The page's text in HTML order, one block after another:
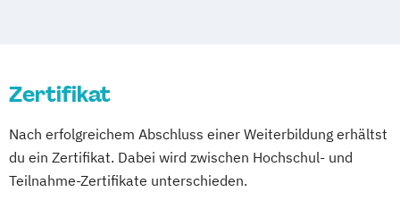
Wirtschaftspsychologie
Wirtschaftspsychologie (Abendstudium)
Betriebswirtschaftslehre
Betriebswirtschaftslehre (Abendstudium)
Zertifikat
Nach erfolgreichem Abschluss einer Weiterbildung erhältst
du ein Zertifikat. Dabei wird zwischen Hochschul- und
Teilnahme-Zertifikate unterschieden.